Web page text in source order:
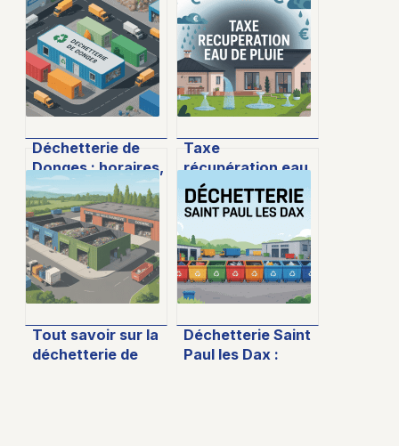
Déchetterie de
Donges : horaires,
accès et bonnes
pratiques pour
vos déchets
Taxe
récupération eau
de pluie : ce qu’il
faut vraiment
Tout savoir sur la
déchetterie de
Déchetterie Saint
Paul les Dax :